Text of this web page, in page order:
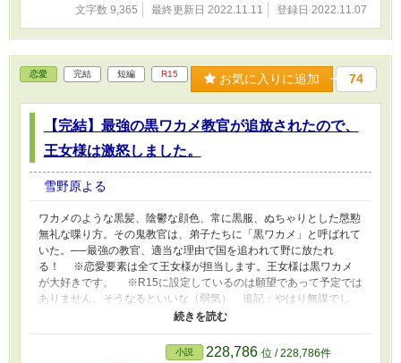
文字数 9,365 最終更新日 2022.11.11 登録日 2022.11.07
恋愛 完結 短編 R15 お気に入りに追加 74
【完結】最強の黒ワカメ教官が追放されたので、
王女様は激怒しました。
雪野原よる
ワカメのような黒髪、陰鬱な顔色、常に黒服、ぬちゃりとした慇懃
無礼な喋り方。その鬼教官は、弟子たちに「黒ワカメ」と呼ばれて
いた。──最強の教官、適当な理由で国を追われて野に放たれ
る！ ※恋愛要素は全て王女様が担当します。王女様は黒ワカメ
が大好きです。 ※R15に設定しているのは願望であって予定では
ありません。そうなるといいな（弱気） 追記：やはり無謀でし
た。反省しています…… 恋愛的な意味ではR15達成ならず、ただ
微妙に淫靡だったりダークだったりはしますが結論としてはコメデ
小説 228,786 位 / 228,786件